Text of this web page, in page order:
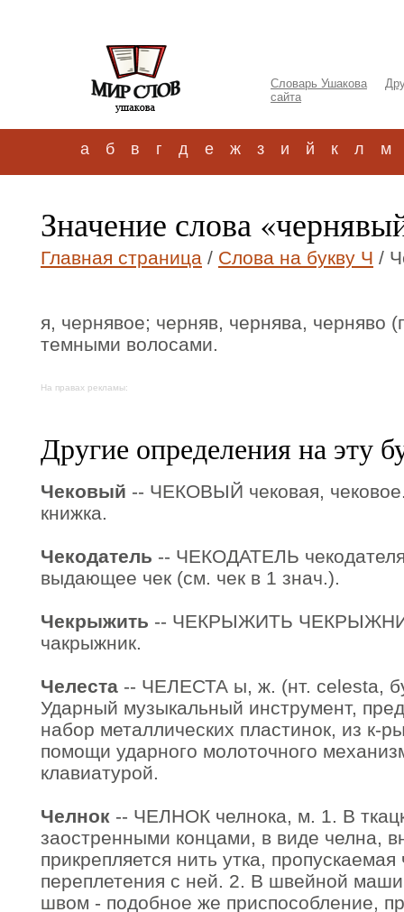
Словарь Ушакова
сайта
а б в г д е ж з и й к л м
Значение слова
Главная страница / Слова на букву Ч /
я, чернявое; черняв, чернява, черняво
темными волосами.
На правах рекламы:
Другие определения на эту
Чековый -- ЧЕКОВЫЙ чековая,
книжка.
Чекодатель -- ЧЕКОДАТЕЛЬ
выдающее чек (см. чек в 1 знач.).
Чекрыжить -- ЧЕКРЫЖИТЬ
чакрыжник.
Челеста -- ЧЕЛЕСТА ы, ж. (нт. celesta,
Ударный музыкальный инструмент,
набор металлических пластинок, из к-
помощи ударного молоточного
клавиатурой.
Челнок -- ЧЕЛНОК челнока, м. 1. В
заостренными концами, в виде челна,
прикрепляется нить утка,
переплетения с ней. 2. В швейной
швом - подобное же приспособление,